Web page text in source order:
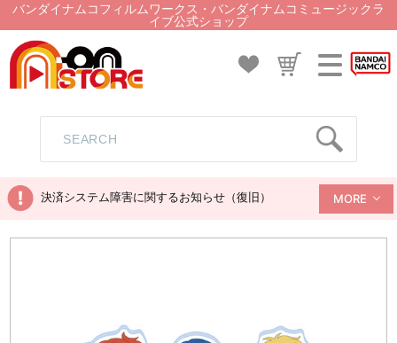
バンダイナムコフィルムワークス・バンダイナムコミュージックラ
イブ公式ショップ
決済システム障害に関するお知らせ（復旧） MORE